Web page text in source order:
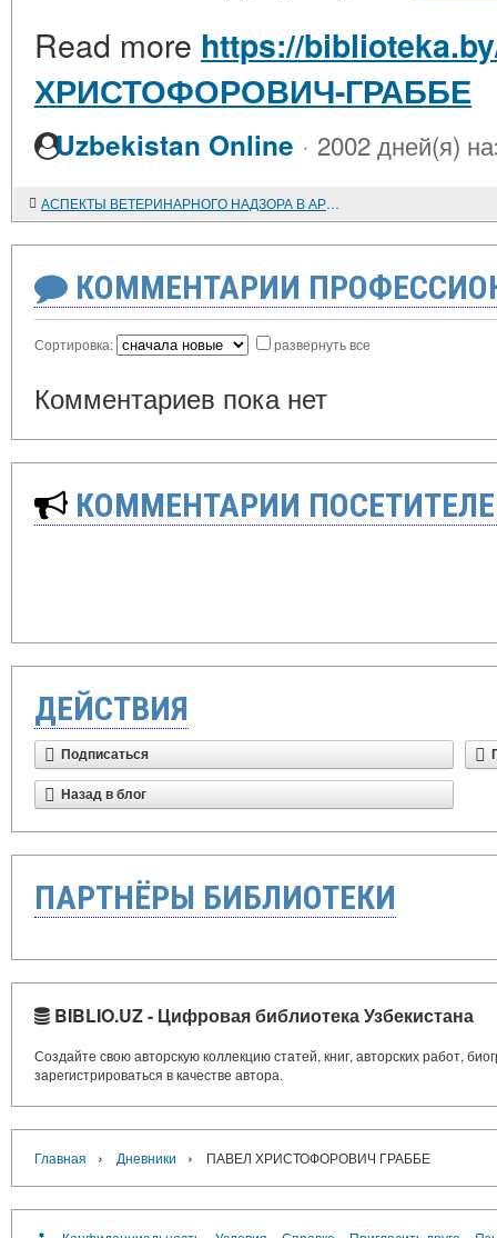
Read more https://
ХРИСТОФОРОВИЧ-ГРАББЕ
Uzbekistan Online · 2002 дней(я)
АСПЕКТЫ ВЕТЕРИНАРНОГО НАДЗОРА В АРМИИ
КОММЕНТАРИИ
Сортировка: развернуть все
Комментариев пока нет
КОММЕНТАРИИ
ДЕЙСТВИЯ
Подписаться
Назад в блог
ПАРТНЁРЫ БИБЛИОТЕКИ
BIBLIO.UZ - Цифровая библиотека Узбекистана
Создайте свою авторскую коллекцию статей, книг, авторских работ,
зарегистрироваться в качестве автора.
Главная › Дневники › ПАВЕЛ ХРИСТОФОРОВИЧ ГРАББЕ